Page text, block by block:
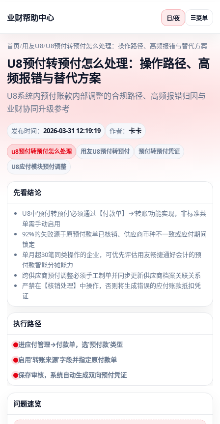
业财帮助中心 日/夜 ☰菜单
首页/用友U8/U8预付转预付怎么处理：操作路径、高频报错与替代方案
U8预付转预付怎么处理：操作路径、高
频报错与替代方案
U8系统内预付账款内部调整的合规路径、高频报错归因与
业财协同升级参考
发布时间： 2026-03-31 12:19:19 作者： 卡卡
u8预付转预付怎么处理 用友U8预付转预付
预付转预付凭证
U8应付模块预付调整
先看结论
U8中‘预付转预付’必须通过【付款单】→‘转账’功能实现，非标准菜
单需手动启用
92%的失败源于原预付款单已核销、供应商币种不一致或应付期间
锁定
单月超30笔同类操作的企业，可优先评估用友畅捷通好会计的预
付款智能分摊能力
跨供应商预付调整必须手工制单并同步更新供应商档案关联关系
严禁在【核销处理】中操作，否则将生成错误的应付账款抵扣凭
证
执行路径
进应付管理→付款单，选‘预付款’类型
启用‘转账来源’字段并指定原付款单
保存审核，系统自动生成双向预付凭证
问题速览